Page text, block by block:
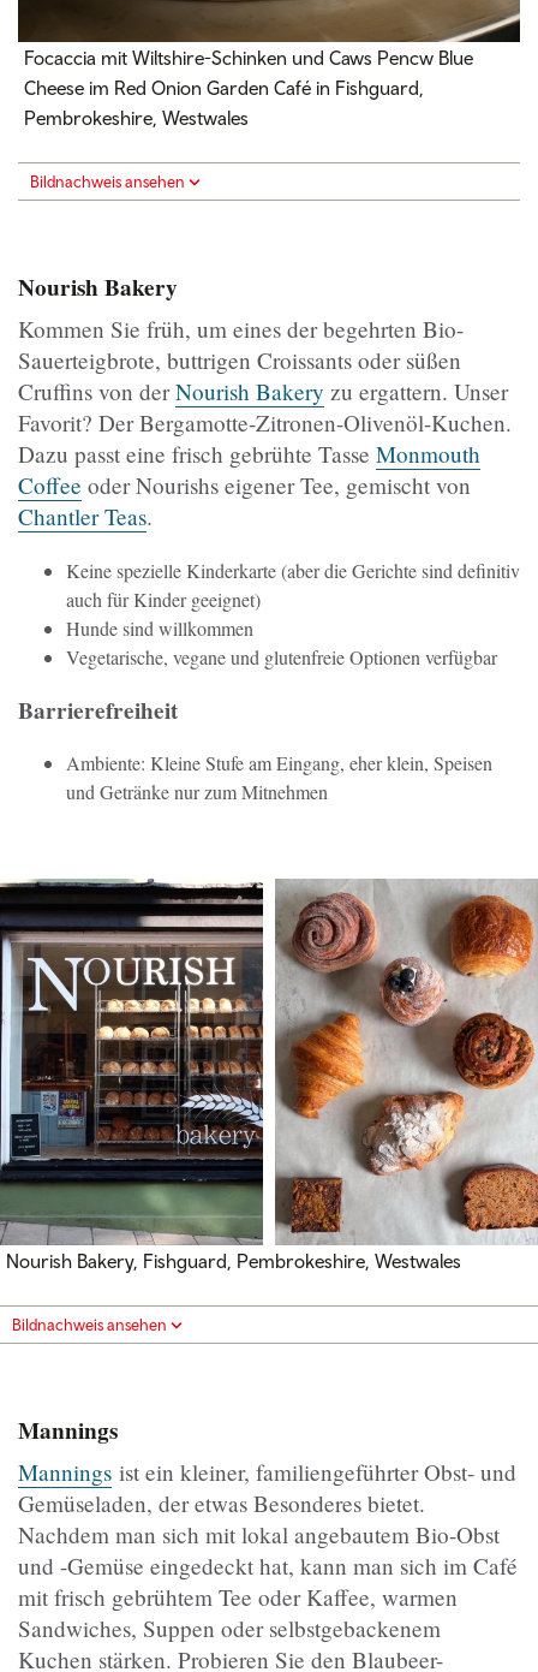
Focaccia mit Wiltshire-Schinken und Caws Pencw Blue
Cheese im Red Onion Garden Café in Fishguard,
Pembrokeshire, Westwales
Bildnachweis ansehen
Nourish Bakery
Kommen Sie früh, um eines der begehrten Bio-
Sauerteigbrote, buttrigen Croissants oder süßen
Cruffins von derNourish Bakery zu ergattern. Unser
Favorit? Der Bergamotte-Zitronen-Olivenöl-Kuchen.
Dazu passt eine frisch gebrühte Tasse Monmouth
Coffee oder Nourishs eigener Tee, gemischt von
Chantler Teas.
Keine spezielle Kinderkarte (aber die Gerichte sind definitiv
auch für Kinder geeignet)
Hunde sind willkommen
Vegetarische, vegane und glutenfreie Optionen verfügbar
Barrierefreiheit
Ambiente: Kleine Stufe am Eingang, eher klein, Speisen
und Getränke nur zum Mitnehmen
Nourish Bakery, Fishguard, Pembrokeshire, Westwales
Bildnachweis ansehen
Mannings
Mannings ist ein kleiner, familiengeführter Obst- und
Gemüseladen, der etwas Besonderes bietet.
Nachdem man sich mit lokal angebautem Bio-Obst
und -Gemüse eingedeckt hat, kann man sich im Café
mit frisch gebrühtem Tee oder Kaffee, warmen
Sandwiches, Suppen oder selbstgebackenem
Kuchen stärken. Probieren Sie den Blaubeer-